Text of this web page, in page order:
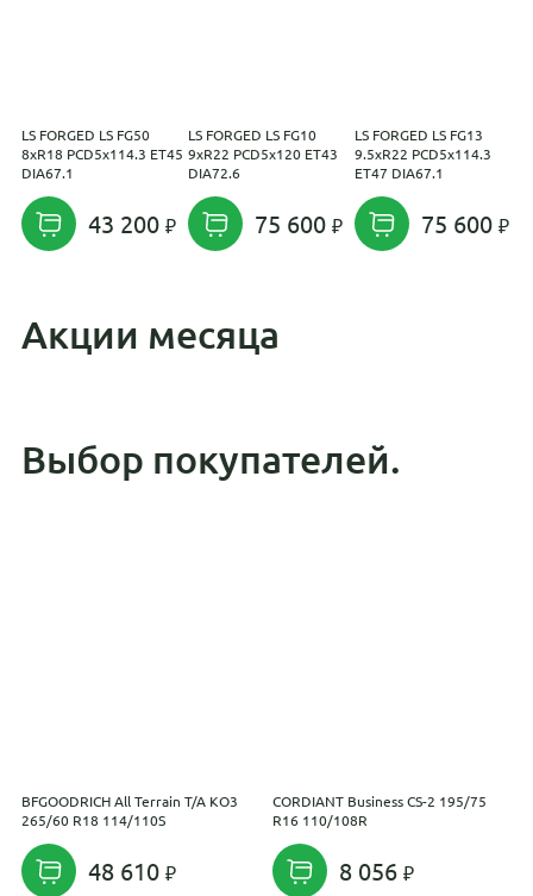
LS FORGED LS FG50
8xR18 PCD5x114.3 ET45
DIA67.1
43 200
LS FORGED LS FG10
9xR22 PCD5x120 ET43
DIA72.6
75 600
LS FORGED LS FG13
9.5xR22 PCD5x114.3
ET47 DIA67.1
75 600
Акции месяца
Выбор покупателей.
BFGOODRICH All Terrain T/A KO3
265/60 R18 114/110S
48 610
CORDIANT Business CS-2 195/75
R16 110/108R
8 056